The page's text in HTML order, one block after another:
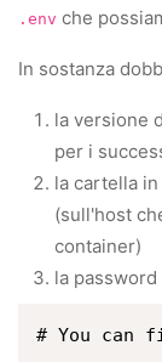
.env che
In sostanza
la versione
per i
la cartella
(sull'host
container)
la
# You can